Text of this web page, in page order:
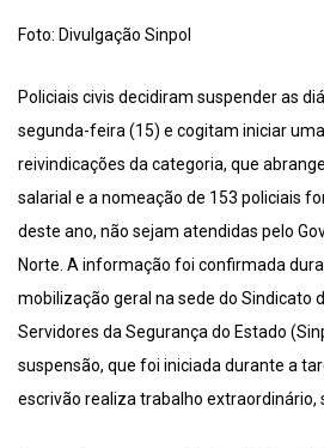
Foto: Divulgação Sinpol
Policiais civis decidiram suspender as
segunda-feira (15) e cogitam iniciar
reivindicações da categoria, que
salarial e a nomeação de 153 policiais
deste ano, não sejam atendidas pelo
Norte. A informação foi confirmada
mobilização geral na sede do Sindicato
Servidores da Segurança do Estado
suspensão, que foi iniciada durante a
escrivão realiza trabalho extraordinário,